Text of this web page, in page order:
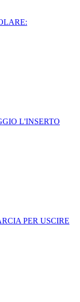
L'INSERTO
PER USCIRE